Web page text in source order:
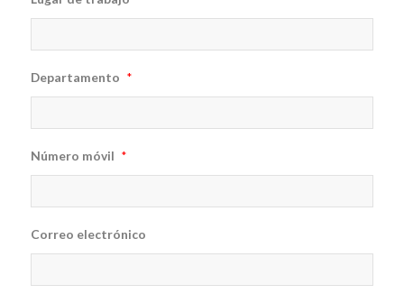
Departamento *
Número móvil *
Correo electrónico